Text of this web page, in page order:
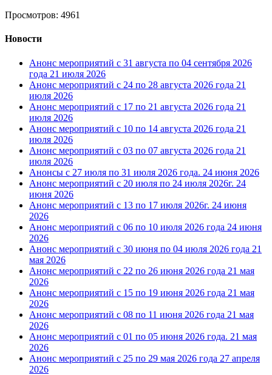
Просмотров: 4961
Новости
Анонс мероприятий с 31 августа по 04 сентября 2026
года 21 июля 2026
Анонс мероприятий с 24 по 28 августа 2026 года 21
июля 2026
Анонс мероприятий с 17 по 21 августа 2026 года 21
июля 2026
Анонс мероприятий с 10 по 14 августа 2026 года 21
июля 2026
Анонс мероприятий с 03 по 07 августа 2026 года 21
июля 2026
Анонсы с 27 июля по 31 июля 2026 года. 24 июня 2026
Анонс мероприятий с 20 июля по 24 июля 2026г. 24
июня 2026
Анонс мероприятий с 13 по 17 июля 2026г. 24 июня
2026
Анонс мероприятий с 06 по 10 июля 2026 года 24 июня
2026
Анонс мероприятий с 30 июня по 04 июля 2026 года 21
мая 2026
Анонс мероприятий с 22 по 26 июня 2026 года 21 мая
2026
Анонс мероприятий с 15 по 19 июня 2026 года 21 мая
2026
Анонс мероприятий с 08 по 11 июня 2026 года 21 мая
2026
Анонс мероприятий с 01 по 05 июня 2026 года. 21 мая
2026
Анонс мероприятий с 25 по 29 мая 2026 года 27 апреля
2026